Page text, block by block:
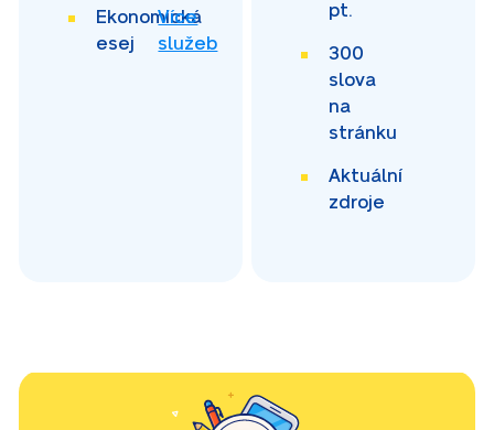
Ekonomická
esej
Více
služeb
pt.
300
slova
na
stránku
Aktuální
zdroje